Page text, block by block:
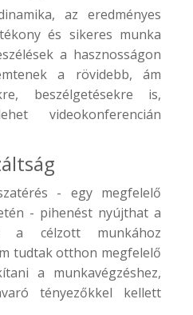
az eredményes
és sikeres munka
a hasznosságon
a rövidebb, ám
beszélgetésekre is,
videokonferencián
- egy megfelelő
- pihenést nyújthat a
a célzott munkához
tudtak otthon megfelelő
a munkavégzéshez,
tényezőkkel kellett